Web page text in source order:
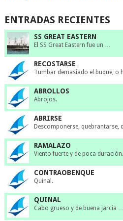
ENTRADAS RECIENTES
SS GREAT EASTERN
El SS Great Eastern fue un …
RECOSTARSE
Tumbar demasiado el buque, o
ABROLLOS
Abrojos.
ABRIRSE
Descomponerse, quebrantarse,
RAMALAZO
Viento fuerte y de poca duración.
CONTRAOBENQUE
Quinal.
QUINAL
Cabo grueso y de buena jarcia …